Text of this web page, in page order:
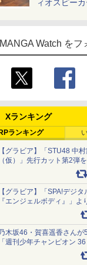
ィオスピーカ
MANGA Watch をフ
Xランキング
ランキング
グラビア】「STU48 中
仮）」先行カット第2弾
ランジェリーカットな
グラビア】「SPA!デジタ
エンジェルボディ』」よ
開！ pic.x.com/
木坂46・賀喜遥香さんが
週刊少年チャンピオン
売 pic.x.com/2Mo85ZlRvK